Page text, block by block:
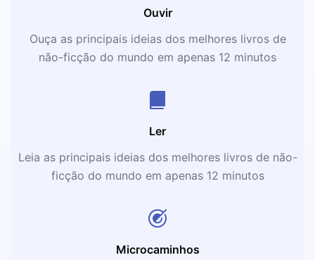
Ouvir
Ouça as principais ideias dos melhores livros de
não-ficção do mundo em apenas 12 minutos
Ler
Leia as principais ideias dos melhores livros de não-
ficção do mundo em apenas 12 minutos
Microcaminhos